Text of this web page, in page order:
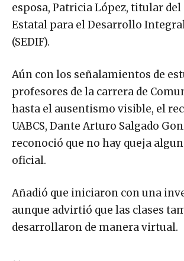
esposa, Patricia López, titular del
Estatal para el Desarrollo
(SEDIF).
Aún con los señalamientos de
profesores de la carrera de
hasta el ausentismo visible, el
UABCS, Dante Arturo Salgado
reconoció que no hay queja
oficial.
Añadió que iniciaron con una
aunque advirtió que las clases
desarrollaron de manera virtual.